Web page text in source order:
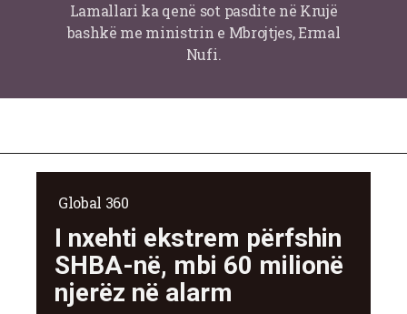
Lamallari ka qenë sot pasdite në Krujë
bashkë me ministrin e Mbrojtjes, Ermal
Nufi.
Global 360
I nxehti ekstrem përfshin
SHBA-në, mbi 60 milionë
njerëz në alarm